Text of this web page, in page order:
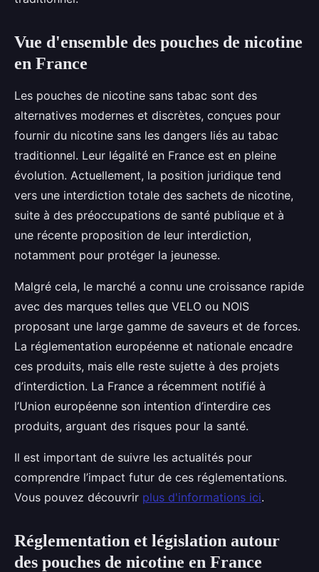
Vue d'ensemble des pouches de nicotine
en France
Les pouches de nicotine sans tabac sont des
alternatives modernes et discrètes, conçues pour
fournir du nicotine sans les dangers liés au tabac
traditionnel. Leur légalité en France est en pleine
évolution. Actuellement, la position juridique tend
vers une interdiction totale des sachets de nicotine,
suite à des préoccupations de santé publique et à
une récente proposition de leur interdiction,
notamment pour protéger la jeunesse.
Malgré cela, le marché a connu une croissance rapide
avec des marques telles que VELO ou NOIS
proposant une large gamme de saveurs et de forces.
La réglementation européenne et nationale encadre
ces produits, mais elle reste sujette à des projets
d’interdiction. La France a récemment notifié à
l’Union européenne son intention d’interdire ces
produits, arguant des risques pour la santé.
Il est important de suivre les actualités pour
comprendre l’impact futur de ces réglementations.
Vous pouvez découvrir plus d'informations ici.
Réglementation et législation autour
des pouches de nicotine en France